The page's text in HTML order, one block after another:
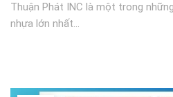
Thuận Phát INC là một trong
nhựa lớn nhất...